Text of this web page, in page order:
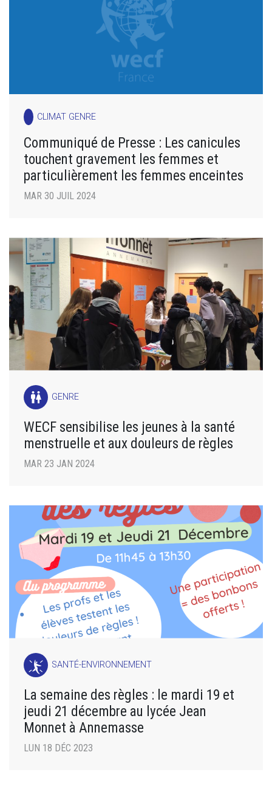
CLIMAT GENRE
Communiqué de Presse : Les canicules
touchent gravement les femmes et
particulièrement les femmes enceintes
MAR 30 JUIL 2024
wc GENRE
WECF sensibilise les jeunes à la santé
menstruelle et aux douleurs de règles
MAR 23 JAN 2024
SANTÉ-ENVIRONNEMENT
La semaine des règles : le mardi 19 et
jeudi 21 décembre au lycée Jean
Monnet à Annemasse
LUN 18 DÉC 2023